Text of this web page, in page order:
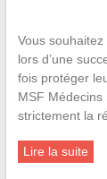
Vous
lors d’une
fois protéger
MSF
strictement la
Lire la suite